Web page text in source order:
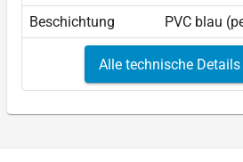
Beschichtung
PVC blau
Alle technische